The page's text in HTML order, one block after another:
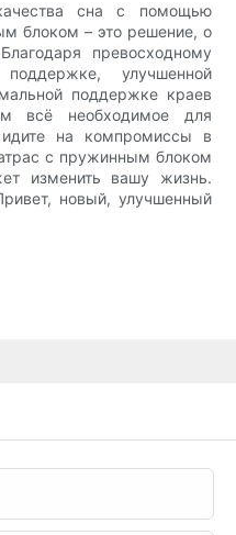
сна с помощью
блоком – это решение, о
превосходному
поддержке, улучшенной
поддержке краев
всё необходимое для
на компромиссы в
с пружинным блоком
изменить вашу жизнь.
новый, улучшенный